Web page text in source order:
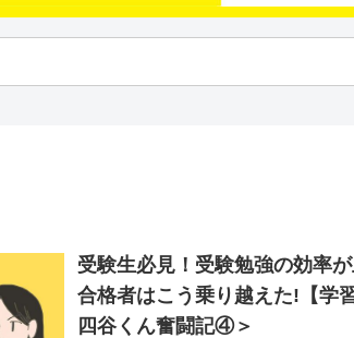
受験生必見！受験勉強の効率
合格者はこう乗り越えた!【学
四谷くん奮闘記④＞